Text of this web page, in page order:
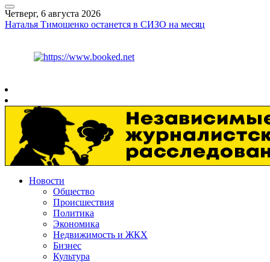
Четверг, 6 августа 2026
Наталья Тимошенко останется в СИЗО на месяц
Новости
Общество
Происшествия
Политика
Экономика
Недвижимость и ЖКХ
Бизнес
Культура